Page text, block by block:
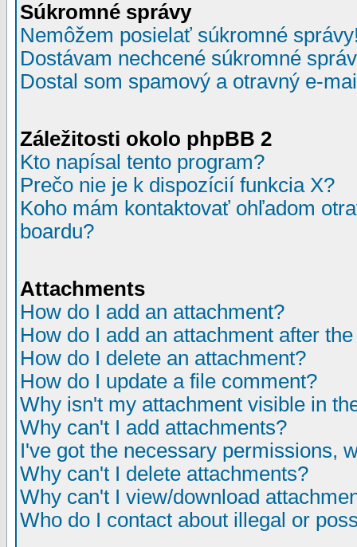
Súkromné správy
Nemôžem posielať súkromné
Dostávam nechcené súkromné
Dostal som spamový a otravný e-
Záležitosti okolo phpBB 2
Kto napísal tento program?
Prečo nie je k dispozícií funkcia X?
Koho mám kontaktovať ohľadom
boardu?
Attachments
How do I add an attachment?
How do I add an attachment after
How do I delete an attachment?
How do I update a file comment?
Why isn't my attachment visible in
Why can't I add attachments?
I've got the necessary permissions,
Why can't I delete attachments?
Why can't I view/download
Who do I contact about illegal or